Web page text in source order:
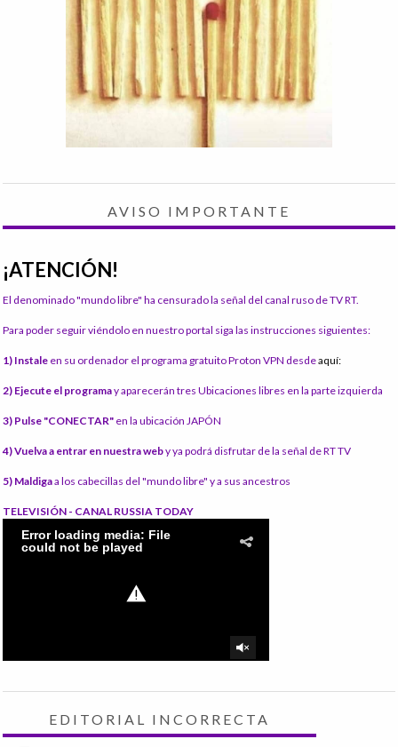
AVISO IMPORTANTE
¡ATENCIÓN!
El denominado "mundo libre" ha censurado la señal del canal ruso de TV RT.
Para poder seguir viéndolo en nuestro portal siga las instrucciones siguientes:
1) Instale en su ordenador el programa gratuito Proton VPN desdeaquí:
2) Ejecute el programay aparecerán tres Ubicaciones libres en la parte izquierda
3) Pulse "CONECTAR" en la ubicación JAPÓN
4) Vuelva a entrar en nuestra weby ya podrá disfrutar de la señal de RT TV
5) Maldigaa los cabecillas del "mundo libre" y a sus ancestros
TELEVISIÓN - CANAL RUSSIA TODAY
EDITORIAL INCORRECTA